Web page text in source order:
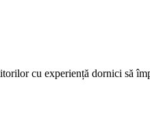
cu experiență dornici să